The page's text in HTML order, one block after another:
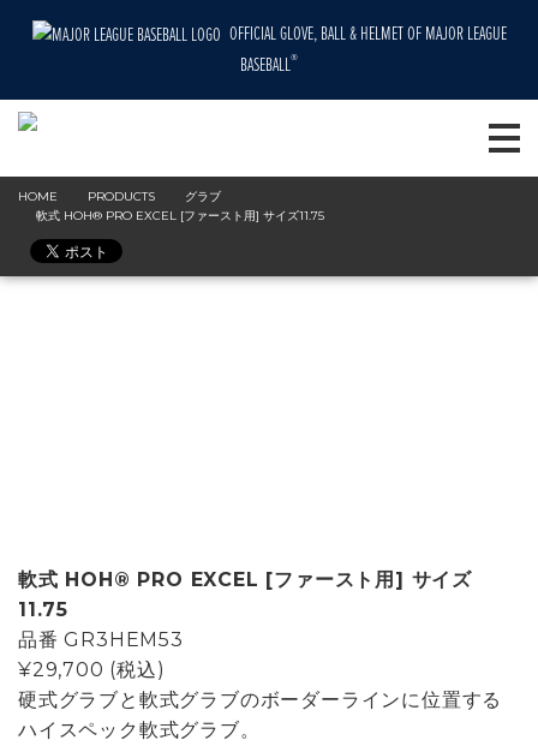
OFFICIAL GLOVE, BALL & HELMET OF MAJOR LEAGUE
BASEBALL
®
HOME PRODUCTS
グラブ
軟式 HOH® PRO EXCEL [ファースト用] サイズ11.75
軟式 HOH® PRO EXCEL [ファースト用] サイズ
11.75
品番 GR3HEM53
¥29,700 (税込)
硬式グラブと軟式グラブのボーダーラインに位置する
ハイスペック軟式グラブ。